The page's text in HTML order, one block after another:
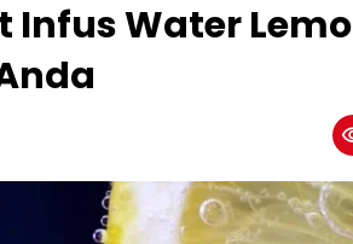
Infus Water Lemo